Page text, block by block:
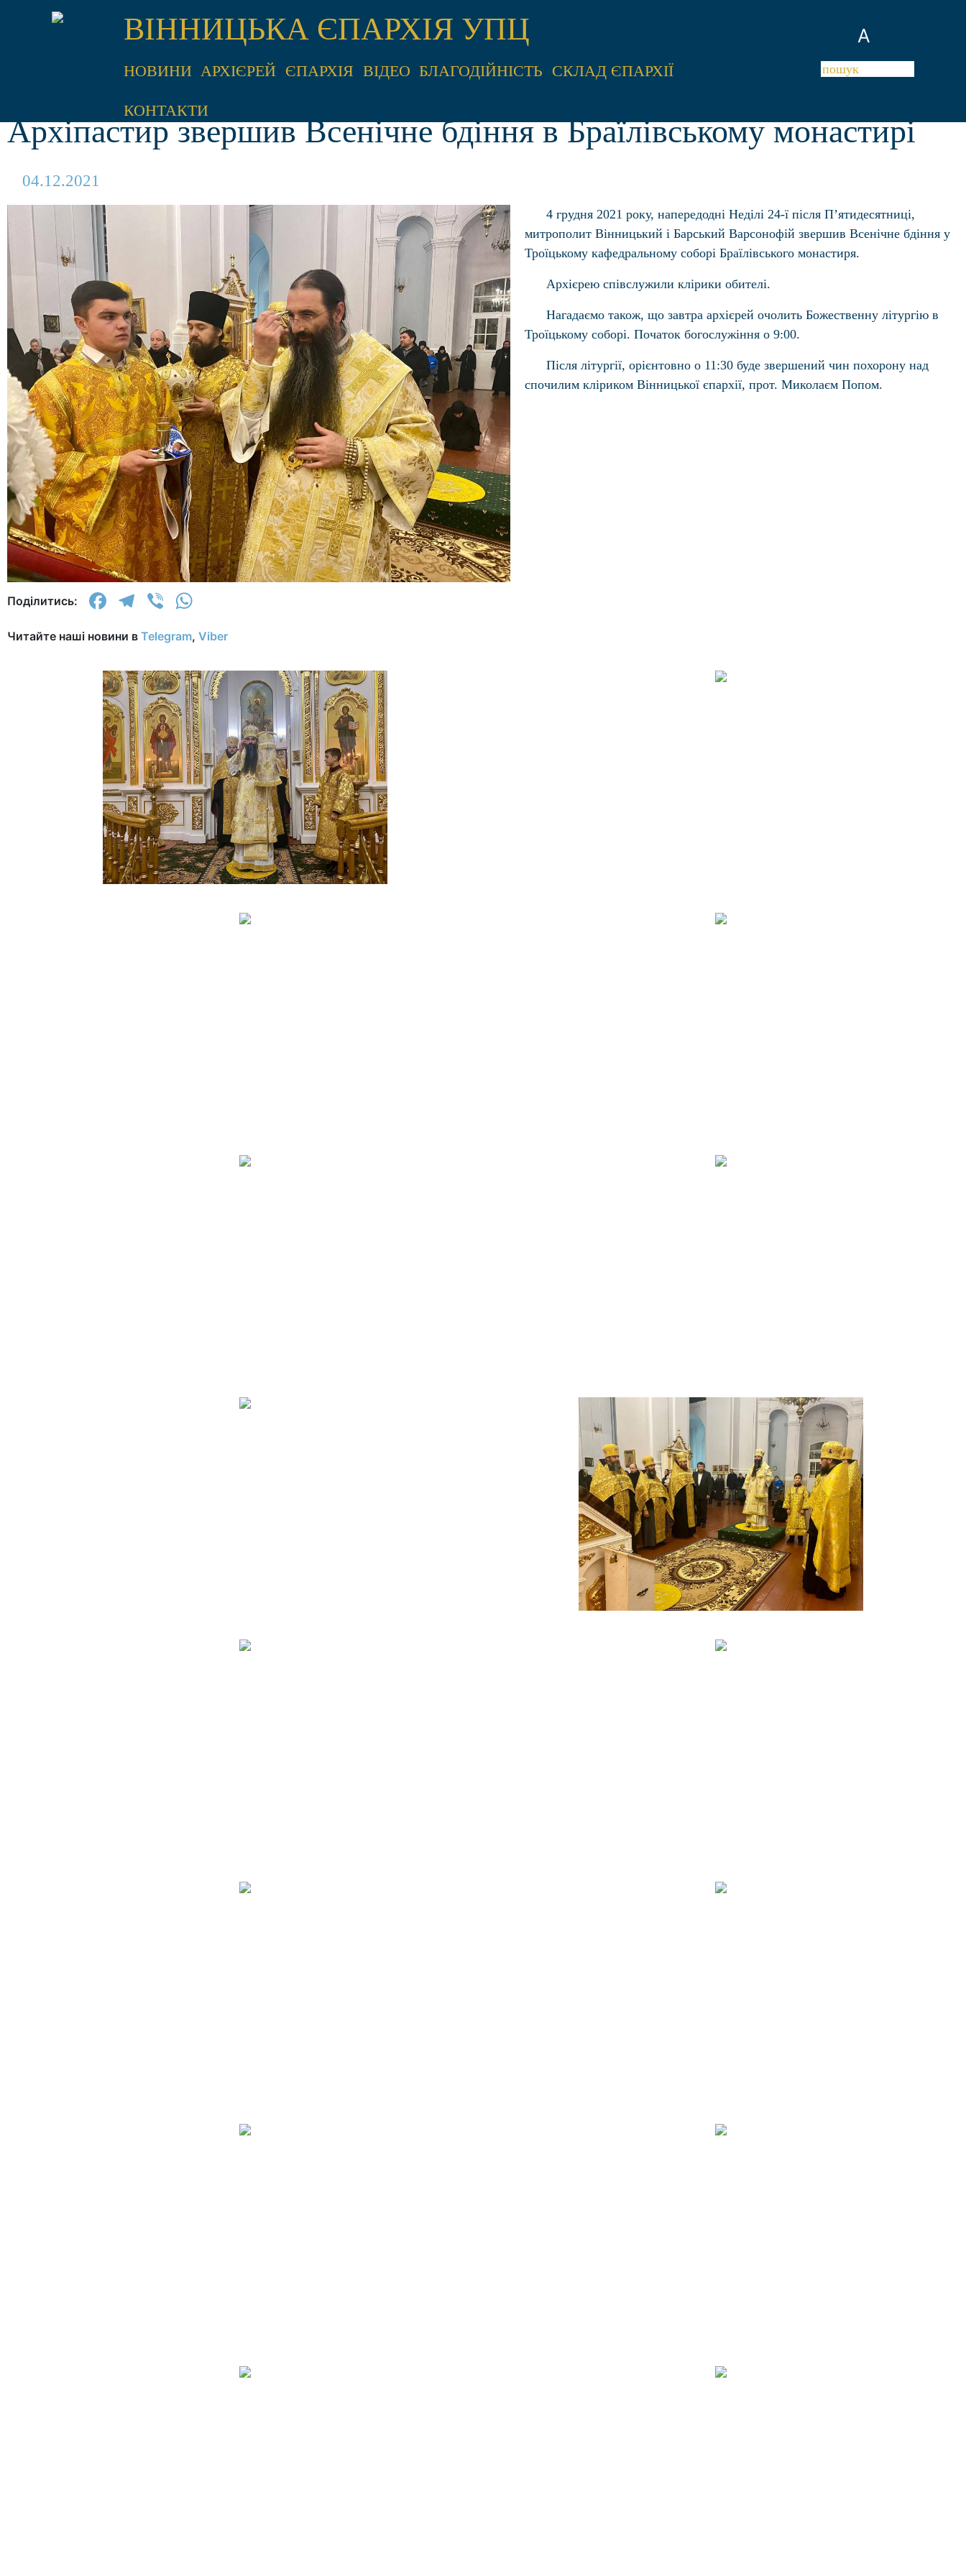
A
ВІННИЦЬКА ЄПАРХІЯ УПЦ
НОВИНИ АРХІЄРЕЙ ЄПАРХІЯ ВІДЕО БЛАГОДІЙНІСТЬ СКЛАД ЄПАРХІЇ
КОНТАКТИ
Архіпастир звершив Всенічне бдіння в Браїлівському монастирі
04.12.2021
4 грудня 2021 року, напередодні Неділі 24-ї після П’ятидесятниці,
митрополит Вінницький і Барський Варсонофій звершив Всенічне бдіння у
Троїцькому кафедральному соборі Браїлівського монастиря.
Архієрею співслужили клірики обителі.
Нагадаємо також, що завтра архієрей очолить Божественну літургію в
Троїцькому соборі. Початок богослужіння о 9:00.
Після літургії, орієнтовно о 11:30 буде звершений чин похорону над
спочилим кліриком Вінницької єпархії, прот. Миколаєм Попом.
Поділитись: Facebook
Telegram
Viber
Читайте наші новини в Telegram, Viber